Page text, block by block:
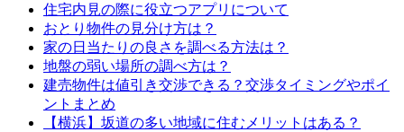
住宅内見の際に役立つアプリについて
おとり物件の見分け方は？
家の日当たりの良さを調べる方法は？
地盤の弱い場所の調べ方は？
建売物件は値引き交渉できる？交渉タイミングやポイ
ントまとめ
【横浜】坂道の多い地域に住むメリットはある？